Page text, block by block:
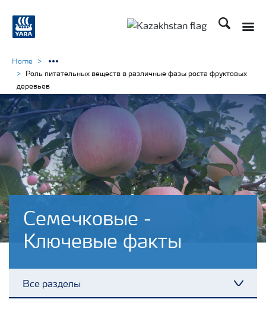
Поиск
Семечковые -
Ключевые факты
Все разделы
Home
Роль питательных веществ в различные фазы роста фруктовых
деревьев